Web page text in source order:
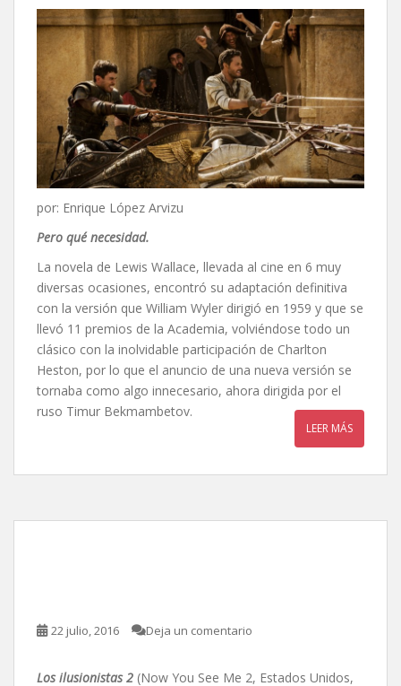
por: Enrique López Arvizu
Pero qué necesidad.
La novela de Lewis Wallace, llevada al cine en 6 muy
diversas ocasiones, encontró su adaptación definitiva
con la versión que William Wyler dirigió en 1959 y que se
llevó 11 premios de la Academia, volviéndose todo un
clásico con la inolvidable participación de Charlton
Heston, por lo que el anuncio de una nueva versión se
tornaba como algo innecesario, ahora dirigida por el
ruso Timur Bekmambetov.
LEER MÁS
22 julio, 2016 Deja un comentario
Los ilusionistas 2 (Now You See Me 2, Estados Unidos,